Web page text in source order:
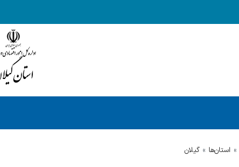
استان‌ها گيلان